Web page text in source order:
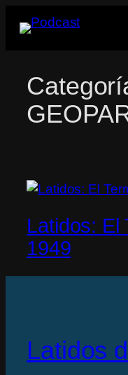
Latidos: El
1949
Latidos